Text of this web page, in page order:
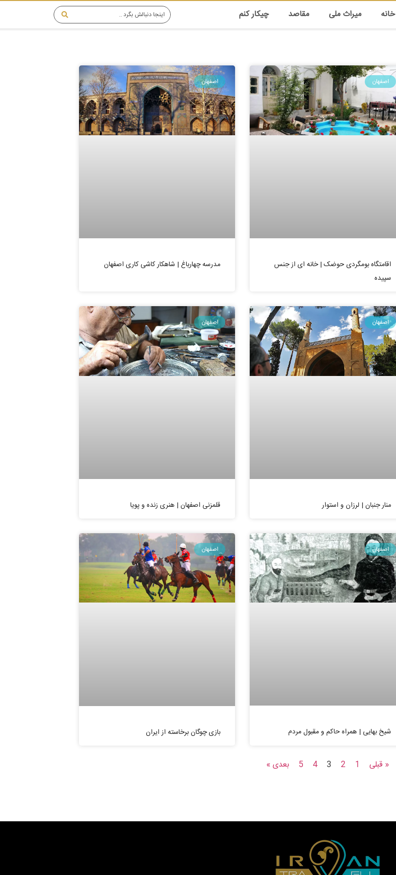
خانه میراث ملی مقاصد چیکار کنم
اصفهان
اقامتگاه بومگردی حوضک | خانه ای از جنس
سپیده
اصفهان
مدرسه چهارباغ | شاهکار کاشی کاری اصفهان
اصفهان
منار جنبان | لرزان و استوار
اصفهان
قلمزنی اصفهان | هنری زنده و پویا
اصفهان
شیخ بهایی | همراه حاکم و مقبول مردم
اصفهان
بازی چوگان برخاسته از ایران
« قبلی 1
2
3
4
5 بعدی »